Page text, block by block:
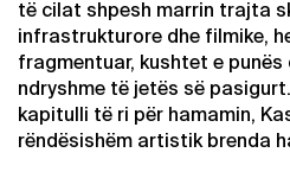
të cilat shpesh marrin trajta
infrastrukturore dhe filmike,
fragmentuar, kushtet e
ndryshme të jetës së
kapitulli të ri për hamamin,
rëndësishëm artistik brenda